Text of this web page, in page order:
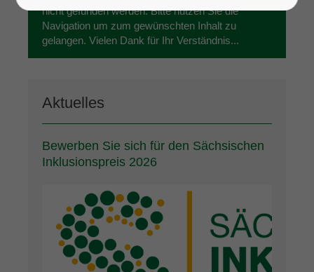
nicht gefunden werden. Bitte nutzen Sie die
Navigation um zum gewünschten Inhalt zu
gelangen. Vielen Dank für Ihr Verständnis...
Aktuelles
Bewerben Sie sich für den Sächsischen
Inklusionspreis 2026